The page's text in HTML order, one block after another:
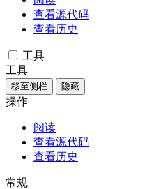
查看源代码
查看历史
工具
工具
移至侧栏 隐藏
操作
阅读
查看源代码
查看历史
常规